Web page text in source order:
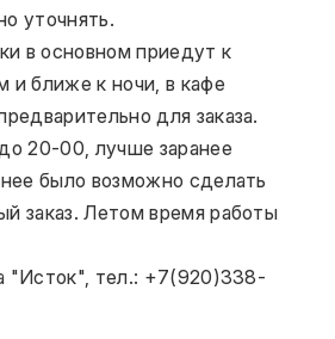
уточнять.
в основном приедут к
и ближе к ночи, в кафе
для заказа.
20-00, лучше заранее
было возможно сделать
заказ. Летом время работы
"Исток", тел.: +7(920)338-